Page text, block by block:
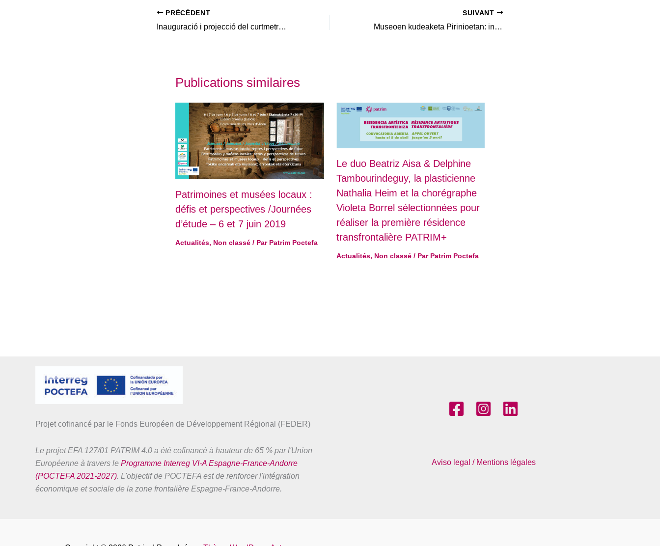
PRÉCÉDENT
Inauguració i projecció del curtmetratge “Les pintures de la Cova del Tabac” al Centre Espai Orígens de Camarasa
SUIVANT
Museoen kudeaketa Pirinioetan: indarguneak eta ahuleziak
Publications similaires
Patrimoines et musées locaux :
défis et perspectives /Journées
d’étude – 6 et 7 juin 2019
Actualités, Non classé / Par Patrim Poctefa
Le duo Beatriz Aisa & Delphine
Tambourindeguy, la plasticienne
Nathalia Heim et la chorégraphe
Violeta Borrel sélectionnées pour
réaliser la première résidence
transfrontalière PATRIM+
Actualités, Non classé/ Par Patrim Poctefa
Projet cofinancé par le Fonds Européen de Développement Régional (FEDER)
Le projet EFA 127/01 PATRIM 4.0 a été cofinancé à hauteur de 65 % par l'Union
Européenne à travers le Programme Interreg VI-A Espagne-France-Andorre
(POCTEFA 2021-2027). L'objectif de POCTEFA est de renforcer l'intégration
économique et sociale de la zone frontalière Espagne-France-Andorre.
Aviso legal / Mentions légales